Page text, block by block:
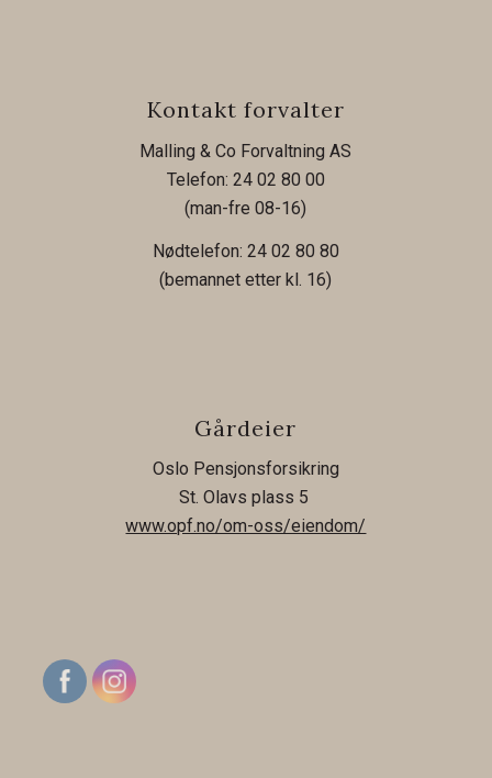
Kontakt forvalter
Malling & Co Forvaltning AS
Telefon: 24 02 80 00
(man-fre 08-16)
Nødtelefon: 24 02 80 80
(bemannet etter kl. 16)
Gårdeier
Oslo Pensjonsforsikring
St. Olavs plass 5
www.opf.no/om-oss/eiendom/